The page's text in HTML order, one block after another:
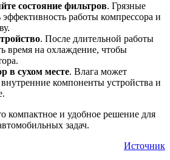
состояние фильтров. Грязные
работы компрессора и
. После длительной работы
время на охлаждение, чтобы
в сухом месте. Влага может
компоненты устройства и
и удобное решение для
задач.
Источник